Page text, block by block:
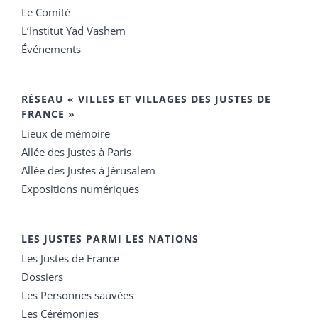
Le Comité
L’Institut Yad Vashem
Événements
RÉSEAU « VILLES ET VILLAGES DES JUSTES DE
FRANCE »
Lieux de mémoire
Allée des Justes à Paris
Allée des Justes à Jérusalem
Expositions numériques
LES JUSTES PARMI LES NATIONS
Les Justes de France
Dossiers
Les Personnes sauvées
Les Cérémonies